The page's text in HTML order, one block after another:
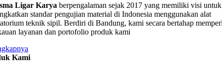
Ligar Karya berpengalaman sejak 2017 yang memiliki visi untuk
standar pengujian material di Indonesia menggunakan alat
teknik sipil. Berdiri di Bandung, kami secara bertahap
layanan dan portofolio produk kami
Kami